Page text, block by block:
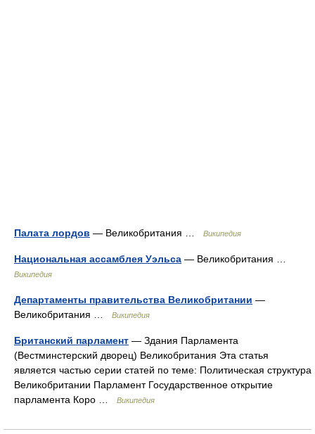
Палата лордов — Великобритания … Википедия
Национальная ассамблея Уэльса — Великобритания …
Википедия
Департаменты правительства Великобритании —
Великобритания …
Википедия
Британский парламент — Здания Парламента
(Вестминстерский дворец) Великобритания Эта статья
является частью серии статей по теме: Политическая структура
Великобритании Парламент Государственное открытие
парламента Коро …
Википедия